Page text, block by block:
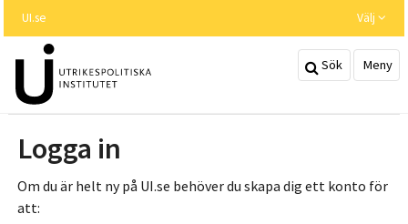
huvudinnehållet
UI.se Välj
Sök Meny
Logga in
Om du är helt ny på UI.se behöver du skapa dig ett konto för
att: